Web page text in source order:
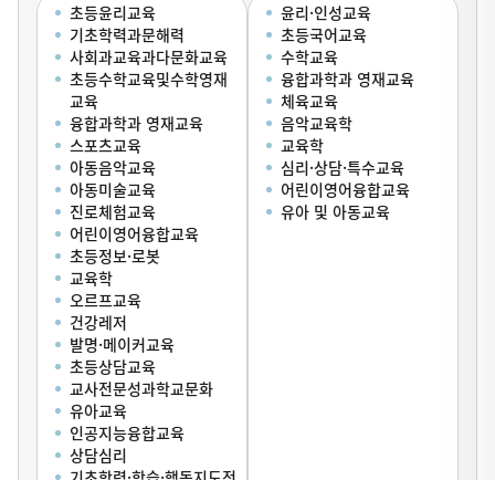
초등윤리교육
기초학력과문해력
사회과교육과다문화교육
초등수학교육및수학영재
교육
융합과학과 영재교육
스포츠교육
아동음악교육
아동미술교육
진로체험교육
어린이영어융합교육
초등정보·로봇
교육학
오르프교육
건강레저
발명·메이커교육
초등상담교육
교사전문성과학교문화
유아교육
인공지능융합교육
상담심리
윤리·인성교육
초등국어교육
수학교육
융합과학과 영재교육
체육교육
음악교육학
교육학
심리·상담·특수교육
어린이영어융합교육
유아 및 아동교육